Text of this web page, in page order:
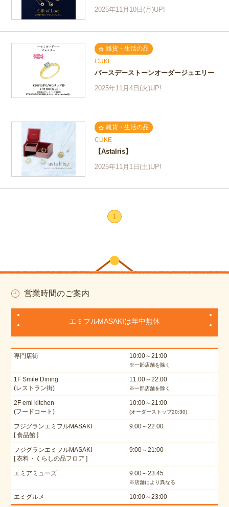
2025年11月10日(月)UP!
雑貨・生活の品
CUKE
バースデーストーンオーダージュエリー
2025年11月4日(火)UP!
雑貨・生活の品
CUKE
【AstaIris】
2025年11月1日(土)UP!
1
営業時間のご案内
エミフルMASAKIは年中無休
専門店街 10:00～21:00
※一部店舗を除く
1F Smile Dining
(レストラン街)
11:00～22:00
※一部店舗を除く
2F emi kitchen
(フードコート)
10:00～21:00
(オーダーストップ20:30)
フジグランエミフルMASAKI
[ 食品館 ]
9:00～22:00
フジグランエミフルMASAKI
[ 衣料・くらしの品フロア ]
9:00～21:00
エミアミューズ 9:00～23:45
※店舗により異なる
エミグルメ 10:00～23:00